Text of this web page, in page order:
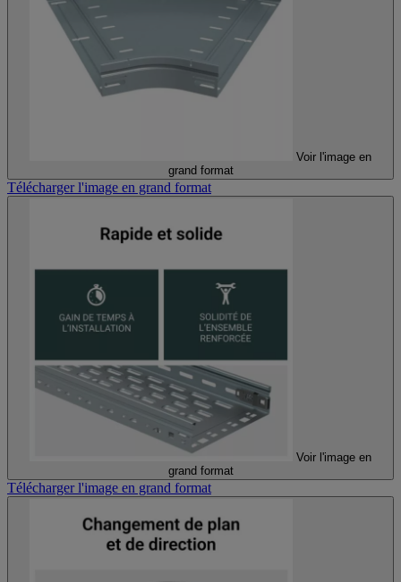
Voir l'image en
grand format
Télécharger l'image en grand format
Voir l'image en
grand format
Télécharger l'image en grand format